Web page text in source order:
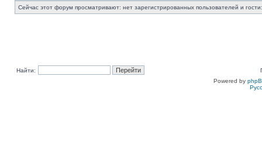
Сейчас этот форум просматривают: нет зарегистрированных пользователей и
Найти:
Powered by